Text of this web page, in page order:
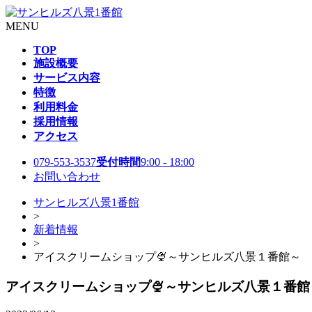
MENU
TOP
施設概要
サービス内容
特徴
利用料金
採用情報
アクセス
079-553-3537受付時間9:00 - 18:00
お問い合わせ
サンヒルズ八景1番館
>
新着情報
>
アイスクリームショップ🍨～サンヒルズ八景１番館～
アイスクリームショップ🍨～サンヒルズ八景１番